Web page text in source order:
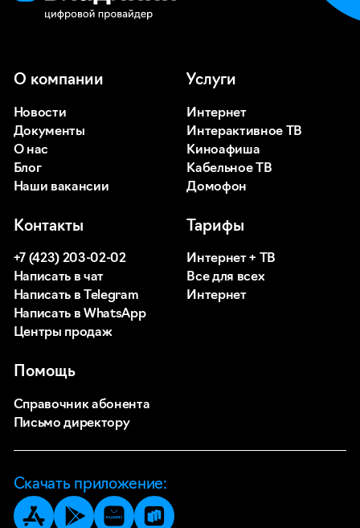
О компании
Новости
Документы
О нас
Блог
Наши вакансии
Услуги
Интернет
Интерактивное ТВ
Киноафиша
Кабельное ТВ
Домофон
Помощь
Справочник абонента
Письмо директору
Тарифы
Интернет + ТВ
Все для всех
Интернет
Контакты
+7 (423) 203-02-02
Написать в чат
Написать в Telegram
Написать в WhatsApp
Центры продаж
Скачать приложение: